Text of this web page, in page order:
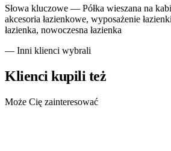
Słowa kluczowe — Półka wieszana na
akcesoria łazienkowe, wyposażenie
łazienka, nowoczesna łazienka
— Inni klienci wybrali
Klienci kupili też
Może Cię zainteresować